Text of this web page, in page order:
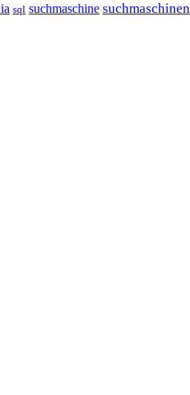
sql suchmaschine suchmaschinen